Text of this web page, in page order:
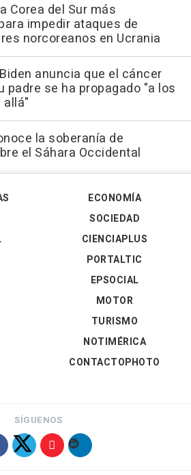
Corea del Sur más
impedir ataques de
norcoreanos en Ucrania
anuncia que el cáncer
padre se ha propagado "a los
la soberanía de
el Sáhara Occidental
ECONOMÍA
SOCIEDAD
CIENCIAPLUS
PORTALTIC
EPSOCIAL
MOTOR
TURISMO
NOTIMÉRICA
CONTACTOPHOTO
SÍGUENOS